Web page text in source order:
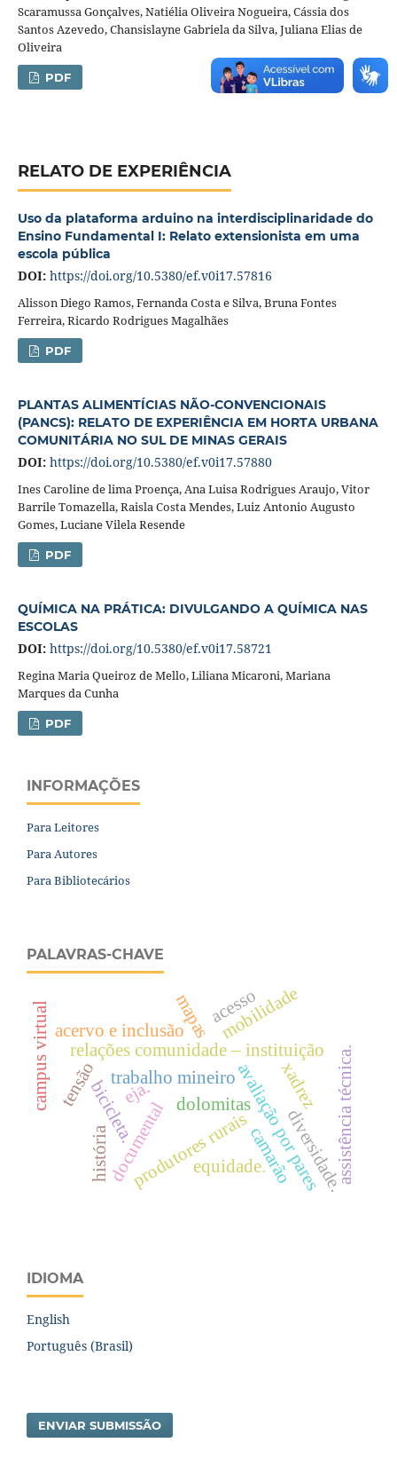
Scaramussa Gonçalves, Natiélia Oliveira Nogueira, Cássia dos
Santos Azevedo, Chansislayne Gabriela da Silva, Juliana Elias de
Oliveira
PDF
RELATO DE EXPERIÊNCIA
Uso da plataforma arduino na interdisciplinaridade do
Ensino Fundamental I: Relato extensionista em uma
escola pública
DOI: https://doi.org/10.5380/ef.v0i17.57816
Alisson Diego Ramos, Fernanda Costa e Silva, Bruna Fontes
Ferreira, Ricardo Rodrigues Magalhães
PDF
PLANTAS ALIMENTÍCIAS NÃO-CONVENCIONAIS
(PANCS): RELATO DE EXPERIÊNCIA EM HORTA URBANA
COMUNITÁRIA NO SUL DE MINAS GERAIS
DOI: https://doi.org/10.5380/ef.v0i17.57880
Ines Caroline de lima Proença, Ana Luisa Rodrigues Araujo, Vitor
Barrile Tomazella, Raisla Costa Mendes, Luiz Antonio Augusto
Gomes, Luciane Vilela Resende
PDF
QUÍMICA NA PRÁTICA: DIVULGANDO A QUÍMICA NAS
ESCOLAS
DOI: https://doi.org/10.5380/ef.v0i17.58721
Regina Maria Queiroz de Mello, Liliana Micaroni, Mariana
Marques da Cunha
PDF
INFORMAÇÕES
Para Leitores
Para Autores
Para Bibliotecários
PALAVRAS-CHAVE
avaliação por pares
relações comunidade – instituição
trabalho mineiro
dolomitas
documental
história diversidade.
produtores rurais assistência técnica.
acervo e inclusão
campus virtual mapas mobilidade
bicicleta.
camarão
xadrez
tensão eja.
acesso
equidade.
IDIOMA
English
Português (Brasil)
ENVIAR SUBMISSÃO